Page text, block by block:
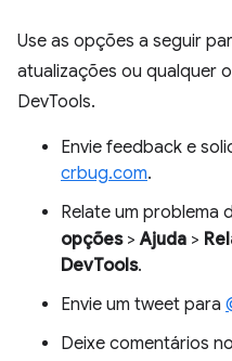
Use as opções a seguir
atualizações ou qualquer
DevTools.
Envie feedback e
crbug.com.
Relate um problema
opções>Ajuda >
DevTools.
Envie um tweet para
Deixe comentários